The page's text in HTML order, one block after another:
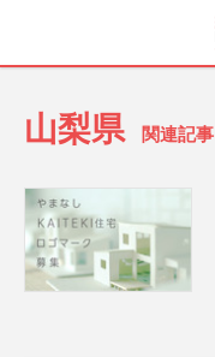
山梨県 関連記事